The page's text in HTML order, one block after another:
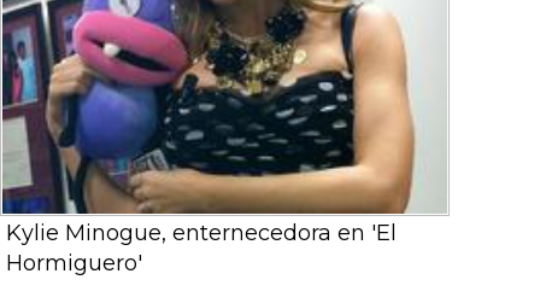
Kylie Minogue, enternecedora en 'El
Hormiguero'